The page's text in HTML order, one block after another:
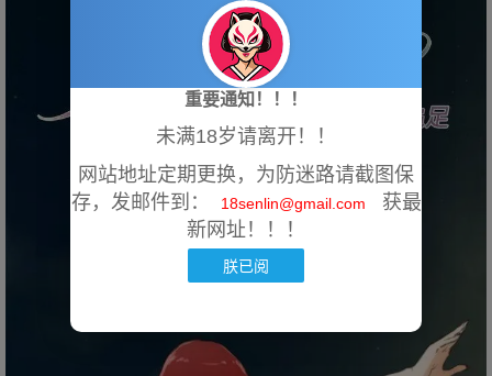
重要通知！！！
未满18岁请离开！！
网站地址定期更换，为防迷路请截图保
存，发邮件到：
18senlin@gmail.com
获最
新网址！！！
朕已阅